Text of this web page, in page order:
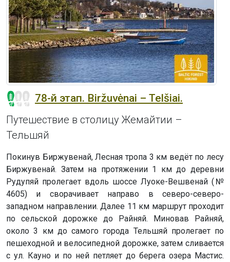
78-й этап. Biržuvėnai – Telšiai.
Путешествие в столицу Жемайтии –
Тельшяй
Покинув Биржувенай, Лесная тропа 3 км ведёт по лесу
Биржувенай. Затем на протяжении 1 км до деревни
Рудупяй пролегает вдоль шоссе Луоке-Вешвенай (№
4605) и сворачивает направо в северо-северо-
западном направлении. Далее 11 км маршрут проходит
по сельской дорожке до Райняй. Миновав Райняй,
около 3 км до самого города Тельшяй пролегает по
пешеходной и велосипедной дорожке, затем сливается
с ул. Кауно и по ней петляет до берега озера Мастис.